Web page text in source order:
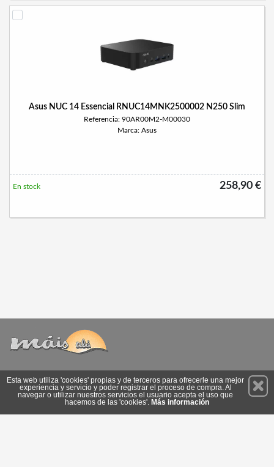
Asus NUC 14 Essencial RNUC14MNK2500002 N250 Slim
Referencia: 90AR00M2-M00030
Marca: Asus
258,90 €
En stock
Suscríbete
Esta web utiliza 'cookies' propias y de terceros para ofrecerle una mejor
experiencia y servicio y poder registrar el proceso de compra. Al
navegar o utilizar nuestros servicios el usuario acepta el uso que
hacemos de las 'cookies'. Más información